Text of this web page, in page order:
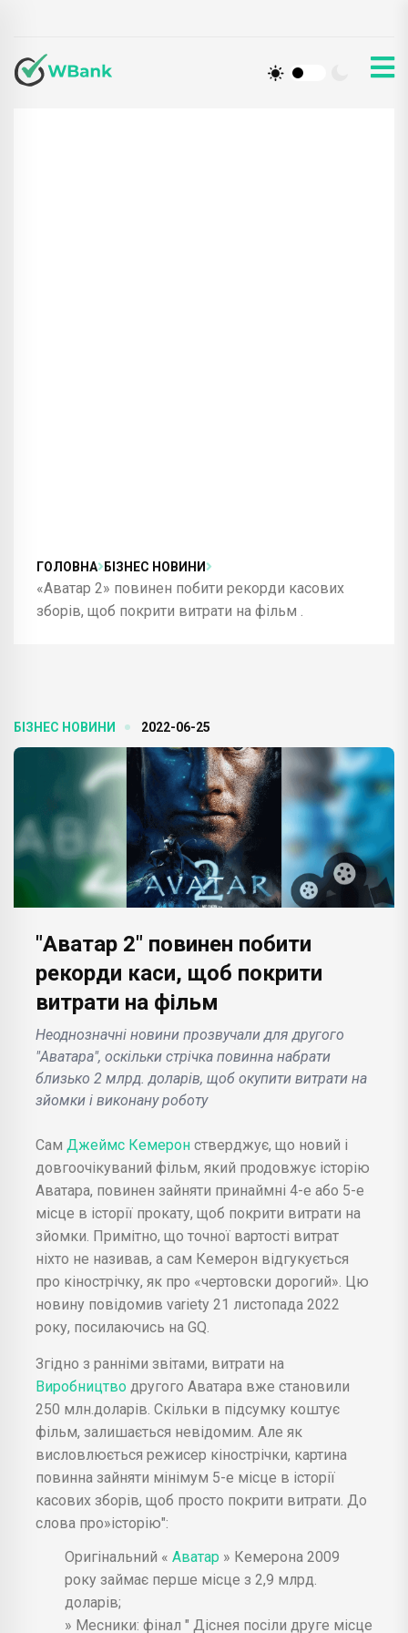
ГОЛОВНА БІЗНЕС НОВИНИ
«Аватар 2» повинен побити рекорди касових
зборів, щоб покрити витрати на фільм .
БІЗНЕС НОВИНИ 2022-06-25
"Аватар 2" повинен побити
рекорди каси, щоб покрити
витрати на фільм
Неоднозначні новини прозвучали для другого
"Аватара", оскільки стрічка повинна набрати
близько 2 млрд. доларів, щоб окупити витрати на
зйомки і виконану роботу
Сам Джеймс Кемерон стверджує, що новий і
довгоочікуваний фільм, який продовжує історію
Аватара, повинен зайняти принаймні 4-е або 5-е
місце в історії прокату, щоб покрити витрати на
зйомки. Примітно, що точної вартості витрат
ніхто не називав, а сам Кемерон відгукується
про кінострічку, як про «чертовски дорогий». Цю
новину повідомив variety 21 листопада 2022
року, посилаючись на GQ.
Згідно з ранніми звітами, витрати на
Виробництво другого Аватара вже становили
250 млн.доларів. Скільки в підсумку коштує
фільм, залишається невідомим. Але як
висловлюється режисер кінострічки, картина
повинна зайняти мінімум 5-е місце в історії
касових зборів, щоб просто покрити витрати. До
слова про»історію":
Оригінальний « Аватар » Кемерона 2009
року займає перше місце з 2,9 млрд.
доларів;
» Месники: фінал " Діснея посіли друге місце